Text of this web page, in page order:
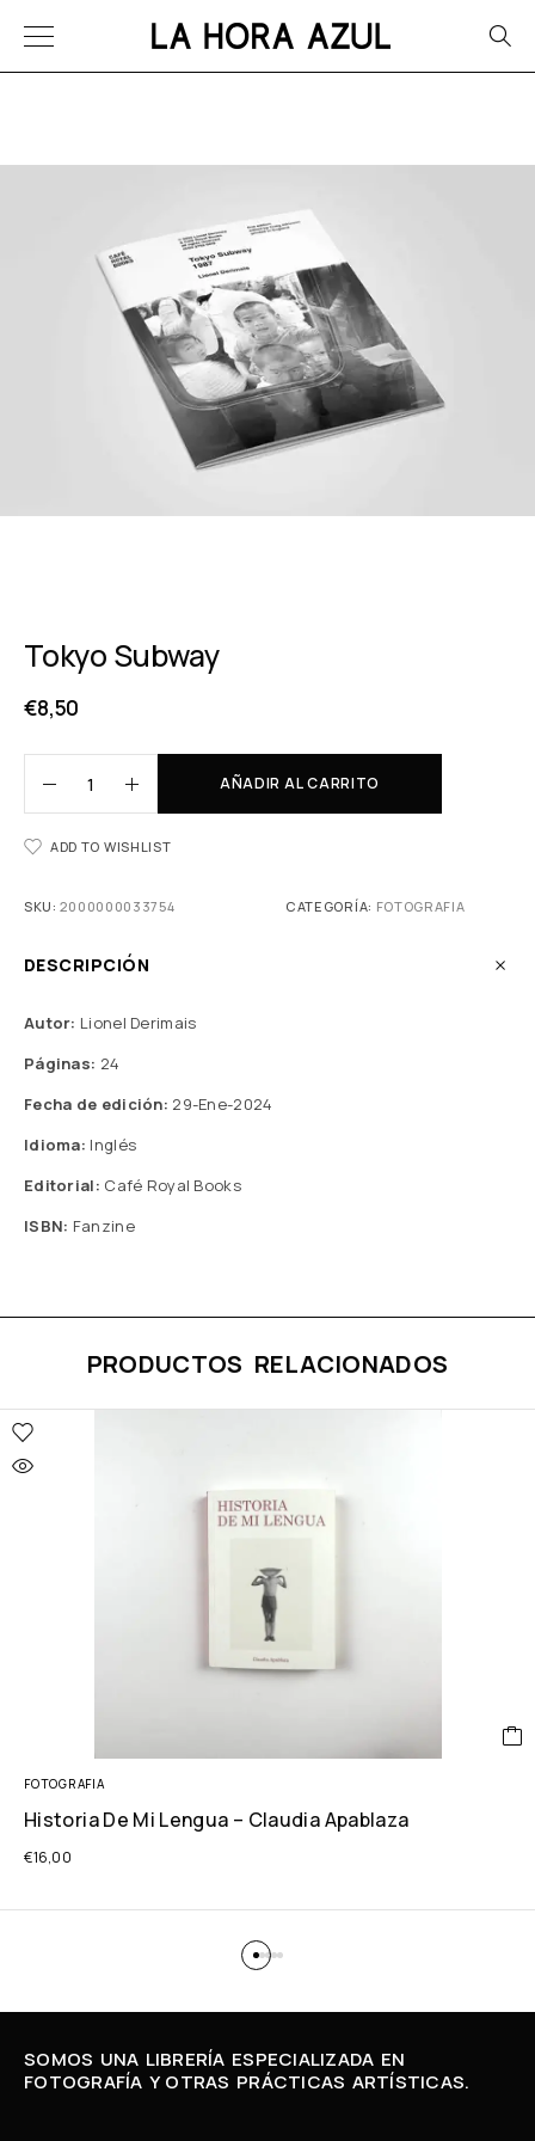
Tokyo Subway
€8,50
AÑADIR AL CARRITO
ADD TO WISHLIST
SKU:2000000033754 CATEGORÍA: FOTOGRAFIA
DESCRIPCIÓN
Autor: Lionel Derimais
Páginas: 24
Fecha de edición: 29-Ene-2024
Idioma: Inglés
Editorial: Café Royal Books
ISBN: Fanzine
PRODUCTOS RELACIONADOS
FOTOGRAFIA
Historia De Mi Lengua – Claudia Apablaza
€16,00
SOMOS UNA LIBRERÍA ESPECIALIZADA EN
FOTOGRAFÍA Y OTRAS PRÁCTICAS ARTÍSTICAS.